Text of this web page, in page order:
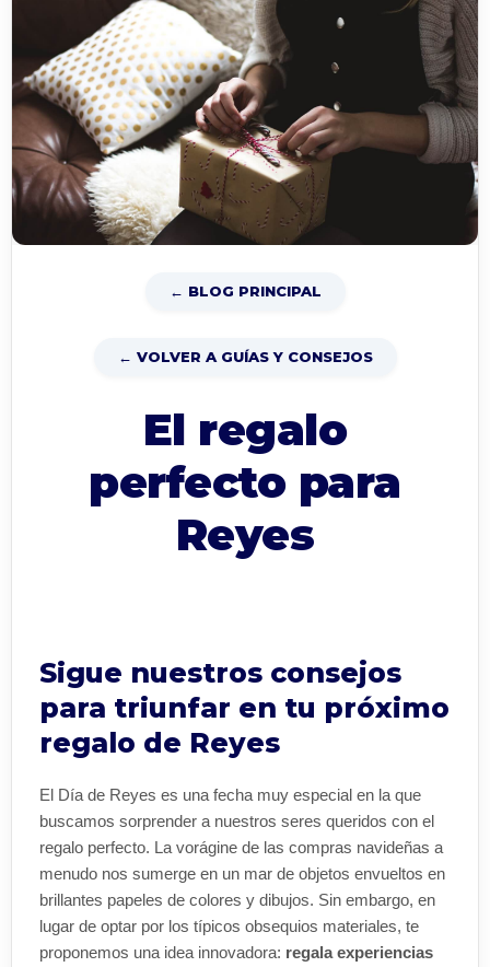
← BLOG PRINCIPAL
← VOLVER A GUÍAS Y CONSEJOS
El regalo
perfecto para
Reyes
Sigue nuestros consejos
para triunfar en tu próximo
regalo de Reyes
El Día de Reyes es una fecha muy especial en la que
buscamos sorprender a nuestros seres queridos con el
regalo perfecto. La vorágine de las compras navideñas a
menudo nos sumerge en un mar de objetos envueltos en
brillantes papeles de colores y dibujos. Sin embargo, en
lugar de optar por los típicos obsequios materiales, te
proponemos una idea innovadora: regala experiencias